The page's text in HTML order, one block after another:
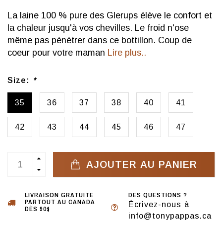
La laine 100 % pure des Glerups élève le confort et
la chaleur jusqu'à vos chevilles. Le froid n'ose
même pas pénétrer dans ce bottillon. Coup de
coeur pour votre maman Lire plus..
Size: *
35 36 37 38 40 41
42 43 44 45 46 47
AJOUTER AU PANIER
LIVRAISON GRATUITE
PARTOUT AU CANADA
DÈS 90$
DES QUESTIONS ?
Écrivez-nous à
info@tonypappas.ca